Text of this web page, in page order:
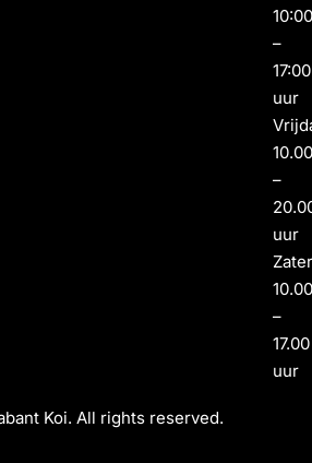
–
17:00
uur
–
uur
–
17.00
uur
Koi. All rights reserved.